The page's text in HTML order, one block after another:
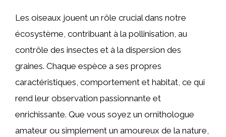
Les oiseaux jouent un rôle crucial dans notre
écosystème, contribuant à la pollinisation, au
contrôle des insectes et à la dispersion des
graines. Chaque espèce a ses propres
caractéristiques, comportement et habitat, ce qui
rend leur observation passionnante et
enrichissante. Que vous soyez un ornithologue
amateur ou simplement un amoureux de la nature,